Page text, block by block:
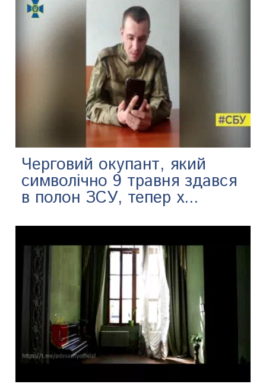
Черговий окупант, який
символічно 9 травня здався
в полон ЗСУ, тепер х...